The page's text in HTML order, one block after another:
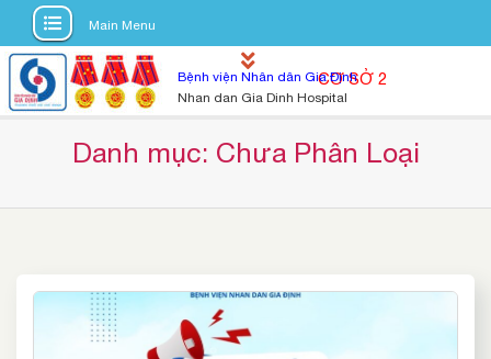
S
Main Menu
Bệnh viện Nhân dân Gia Định
Nhan dan Gia Dinh Hospital
CƠ SỞ 2
Danh mục: Chưa Phân Loại